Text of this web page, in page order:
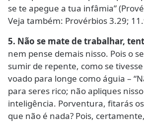
se te apegue a tua infâmia”
Veja também: Provérbios 3.29;
5. Não se mate de trabalhar,
nem pense demais nisso. Pois o
sumir de repente, como se
voado para longe como águia –
para seres rico; não apliques
inteligência. Porventura, fitarás
que não é nada? Pois,